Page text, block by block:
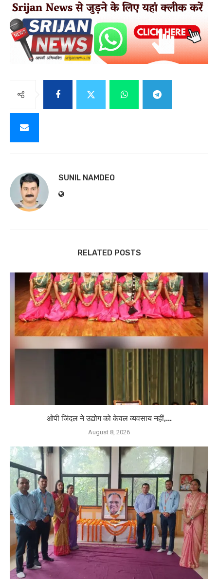
SUNIL NAMDEO
RELATED POSTS
ओपी जिंदल ने उद्योग को केवल व्यवसाय नहीं,...
August 8, 2026